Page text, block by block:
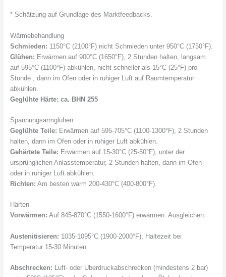
* Schätzung auf Grundlage des Marktfeedbacks.
Wärmebehandlung
Schmieden: 1150°C (2100°F) nicht Schmieden unter 950°C (1750°F).
Glühen: Erwärmen auf 900°C (1650°F), 2 Stunden halten, langsam
auf 595°C (1100°F) abkühlen, nicht schneller als 15°C (25°F) pro
Stunde , dann im Ofen oder in ruhiger Luft auf Raumtemperatur
abkühlen.
Geglühte Härte: ca. BHN 255
Spannungsarmglühen
Geglühte Teile: Erwärmen auf 595-705°C (1100-1300°F), 2 Stunden
halten, dann im Ofen oder in ruhiger Luft abkühlen.
Gehärtete Teile: Erwärmen auf 15-30°C (25-50°F), unter der
ursprünglichen Anlasstemperatur, 2 Stunden halten, dann im Ofen
oder in ruhiger Luft abkühlen.
Richten: Am besten warm 200-430°C (400-800°F).
Härten
Vorwärmen: Auf 845-870°C (1550-1600°F) erwärmen. Ausgleichen.
Austenitisieren: 1035-1095°C (1900-2000°F), Haltezeit bei
Temperatur 15-30 Minuten.
Abschrecken: Luft- oder Überdruckabschrecken (mindestens 2 bar)